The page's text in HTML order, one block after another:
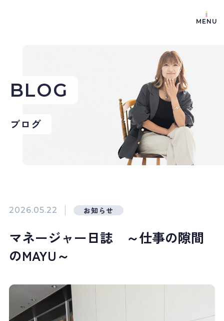
MENU
BLOG
ブログ
2026.05.22 お知らせ
マネージャー日誌 ～仕事の隙間
のMAYU～